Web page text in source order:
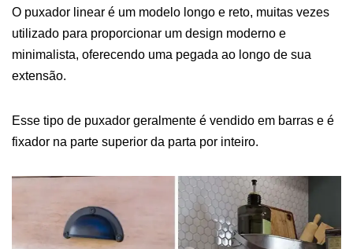
O puxador linear é um modelo longo e reto, muitas vezes
utilizado para proporcionar um design moderno e
minimalista, oferecendo uma pegada ao longo de sua
extensão.
Esse tipo de puxador geralmente é vendido em barras e é
fixador na parte superior da parta por inteiro.